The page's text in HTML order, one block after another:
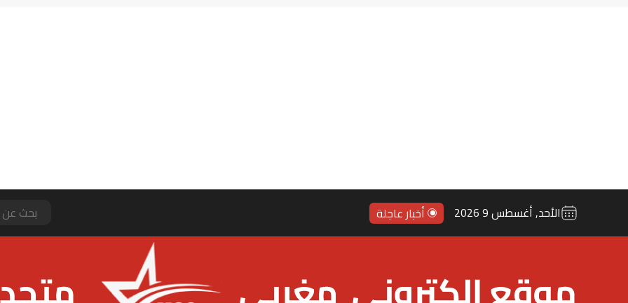
الأحد, أغسطس 9 2026 أخبار عاجلة